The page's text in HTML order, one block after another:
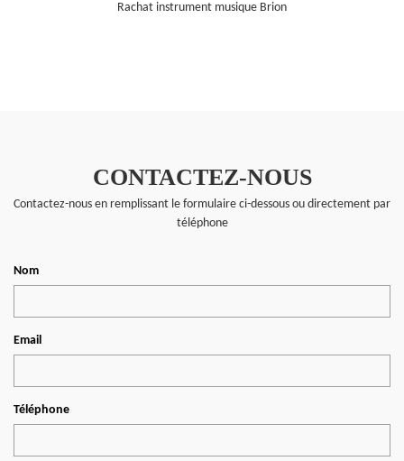
Rachat instrument musique Brion
CONTACTEZ-NOUS
Contactez-nous en remplissant le formulaire ci-dessous ou directement par
téléphone
Nom
Email
Téléphone